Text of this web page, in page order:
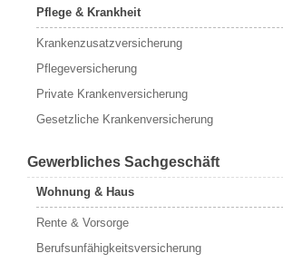
Pflege & Krankheit
Krankenzusatzversicherung
Pflegeversicherung
Private Krankenversicherung
Gesetzliche Krankenversicherung
Gewerbliches Sachgeschäft
Wohnung & Haus
Rente & Vorsorge
Berufs­unfähigkeitsversicherung